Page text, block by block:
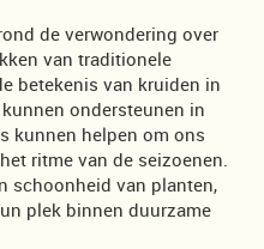
de verwondering over
van traditionele
betekenis van kruiden in
ondersteunen in
kunnen helpen om ons
ritme van de seizoenen.
schoonheid van planten,
plek binnen duurzame